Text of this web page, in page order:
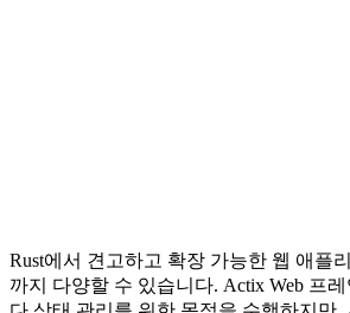
Rust에서 견고하고 확장 가능한 웹 애플
까지 다양할 수 있습니다. Actix Web 프